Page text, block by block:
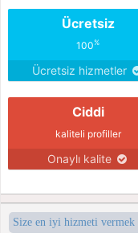
Ücretsiz
100%
Ücretsiz hizmetler
Ciddi
kaliteli profiller
Onaylı kalite
Size en iyi hizmeti vermek